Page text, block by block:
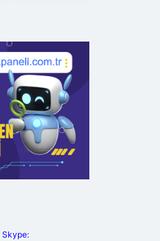
Skype: